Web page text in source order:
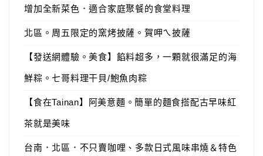
增加全新菜色．適合家庭聚餐的食堂料理
北區。周五限定的窯烤披薩。賀呷ㄟ披薩
【發送網體驗。美食】餡料超多，一顆就很滿足的海
鮮粽。七哥料理干貝/鮑魚肉粽
【食在Tainan】阿美意麵。簡單的麵食搭配古早味紅
茶就是美味
台南．北區．不只賣咖哩、多款日式風味串燒＆特色